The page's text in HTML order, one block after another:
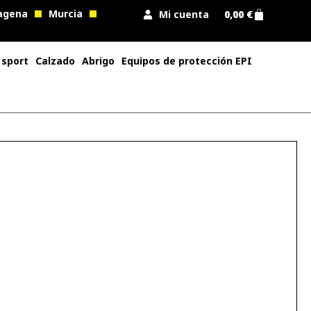
Murcia Mi cuenta 0,00 €
sport Calzado Abrigo Equipos de protección EPI